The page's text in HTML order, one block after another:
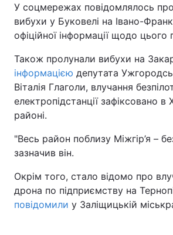
У соцмережах повідомлялось
вибухи у Буковелі на Івано-
офіційної інформації щодо цього
Також пролунали вибухи на
інформацією депутата
Віталія Глаголи, влучання
електропідстанції зафіксовано
районі.
"Весь район поблизу Міжгір’я –
зазначив він.
Окрім того, стало відомо про
дрона по підприємству на
повідомили у Заліщицькій